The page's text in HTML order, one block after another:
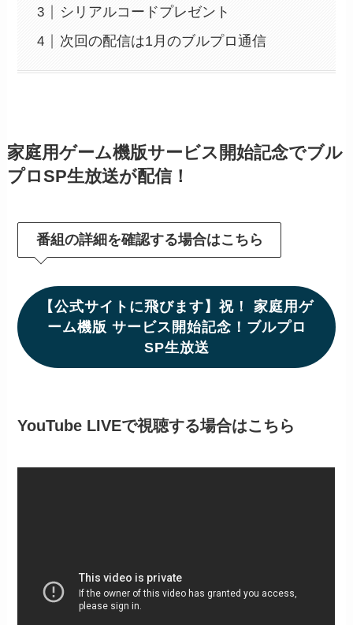
シリアルコードプレゼント
次回の配信は1月のブルプロ通信
家庭用ゲーム機版サービス開始記念でブル
プロSP生放送が配信！
番組の詳細を確認する場合はこちら
【公式サイトに飛びます】祝！ 家庭用ゲ
ーム機版 サービス開始記念！ブルプロ
SP生放送
YouTube LIVEで視聴する場合はこちら